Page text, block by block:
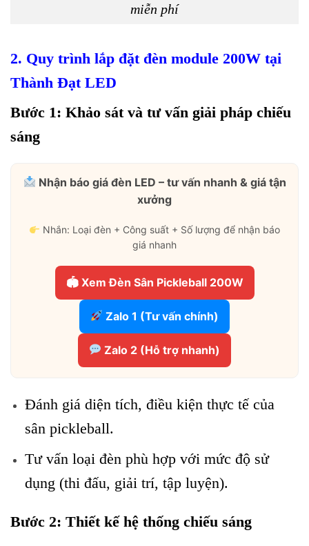
miễn phí
2. Quy trình lắp đặt đèn module 200W tại
Thành Đạt LED
Bước 1: Khảo sát và tư vấn giải pháp chiếu
sáng
Nhận báo giá đèn LED – tư vấn nhanh & giá tận
xưởng
Nhắn: Loại đèn + Công suất + Số lượng để nhận báo
giá nhanh
🏟 Xem Đèn Sân Pickleball 200W
Zalo 1 (Tư vấn chính)
Zalo 2 (Hỗ trợ nhanh)
Đánh giá diện tích, điều kiện thực tế của
sân pickleball.
Tư vấn loại đèn phù hợp với mức độ sử
dụng (thi đấu, giải trí, tập luyện).
Bước 2: Thiết kế hệ thống chiếu sáng